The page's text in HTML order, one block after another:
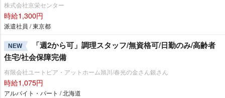
株式会社京栄センター
時給1,300円
派遣社員 / 東京都
NEW
「週2から可」調理スタッフ/無資格可/日勤のみ/高齢者
住宅/社会保障完備
有限会社ユートピア・アットホーム旭川/春光の金さん銀さん
時給1,075円
アルバイト・パート / 北海道